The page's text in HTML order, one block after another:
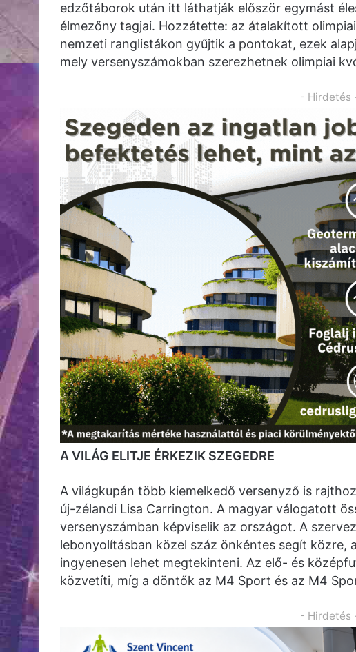
edzőtáborok után itt láthatják először egymást
élmezőny tagjai. Hozzátette: az átalakított
nemzeti ranglistákon gyűjtik a pontokat, ezek
mely versenyszámokban szerezhetnek olimpiai
- Hirdetés
A VILÁG ELITJE ÉRKEZIK SZEGEDRE
A világkupán több kiemelkedő versenyző is
új-zélandi Lisa Carrington. A magyar válogatott
versenyszámban képviselik az országot. A
lebonyolításban közel száz önkéntes segít közre,
ingyenesen lehet megtekinteni. Az elő- és
közvetíti, míg a döntők az M4 Sport és az M4
- Hirdetés